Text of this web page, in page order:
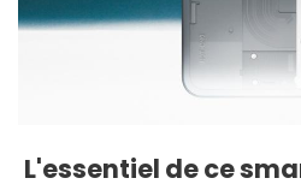
L'essentiel de ce